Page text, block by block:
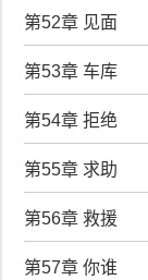
第52章 见面
第53章 车库
第54章 拒绝
第55章 求助
第56章 救援
第57章 你谁